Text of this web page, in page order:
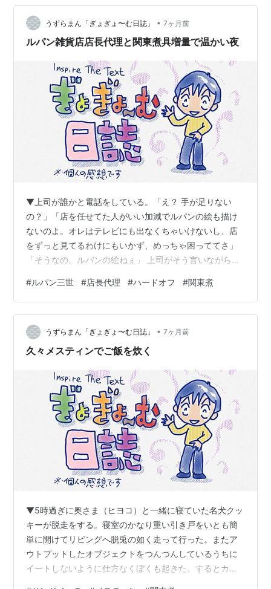
ジョルカブで奥さま（ヒヨコ）に頼まれたお菓子をケー
キ屋さんに買いに行く。今度ヒヨコがお友だちと会うと
きにお土産で持って行く用らしい。指定のお菓…
うずらまん「ぎょぎょ〜む日誌」 • 7ヶ月前
ルパン雑貨店店長代理と関東煮具増量で温かい夜
▼上司が誰かと電話をしている。「え？ 手が足りない
の？」「店を任せてた人がいい加減でルパンの絵も描け
ないのよ。オレはテレビにも出なくちゃいけないし、店
をずっと見てるわけにもいかず、めっちゃ困っててさ」
「そうなの。ルパンの絵ねぇ」 上司がそう言いながらぼ
はそういうの嫌なのだけどなぁ。ああ、我流でよければ
ルパンぐらい描けるさ。資料見ていいならちゃんと描い
て見せよう。でも応援に行くのは嫌だなぁ。電話が終わ
り案の定、その店に行けと言われた。場所は東京の渋谷
の近く。 よくはわからないがマニアックな雑貨店らし
#ルパン三世 #店長代理 #ハードオフ #関東煮
うずらまん「ぎょぎょ〜む日誌」 • 7ヶ月前
久々メスティンでご飯を炊く
▼5時過ぎに奥さま（ヒヨコ）と一緒に寝ていた名犬クッ
キーが脱走をする。寝室のかなり重い引き戸をいとも簡
単に開けてリビングへ脱兎の如く走って行った。またア
ウトプットしたオブジェクトをつんつんしているうちに
イートしないように仕方なくぼくも起きた。するとカラ